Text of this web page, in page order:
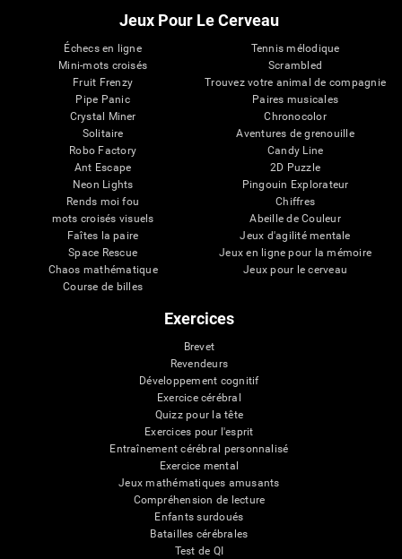
Jeux Pour Le Cerveau
Échecs en ligne
Mini-mots croisés
Fruit Frenzy
Pipe Panic
Crystal Miner
Solitaire
Robo Factory
Ant Escape
Neon Lights
Rends moi fou
mots croisés visuels
Faîtes la paire
Space Rescue
Chaos mathématique
Course de billes
Tennis mélodique
Scrambled
Trouvez votre animal de compagnie
Paires musicales
Chronocolor
Aventures de grenouille
Candy Line
2D Puzzle
Pingouin Explorateur
Chiffres
Abeille de Couleur
Jeux d'agilité mentale
Jeux en ligne pour la mémoire
Jeux pour le cerveau
Exercices
Brevet
Revendeurs
Développement cognitif
Exercice cérébral
Quizz pour la tête
Exercices pour l'esprit
Entraînement cérébral personnalisé
Exercice mental
Jeux mathématiques amusants
Compréhension de lecture
Enfants surdoués
Batailles cérébrales
Test de QI